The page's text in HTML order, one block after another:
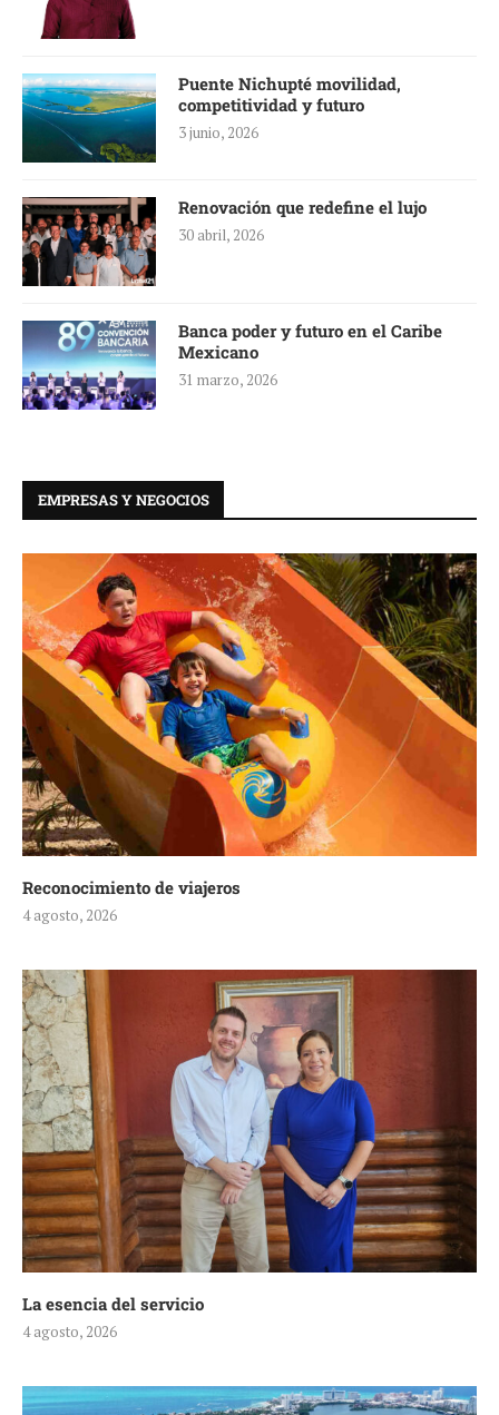
Puente Nichupté movilidad,
competitividad y futuro
3 junio, 2026
Renovación que redefine el lujo
30 abril, 2026
Banca poder y futuro en el Caribe
Mexicano
31 marzo, 2026
EMPRESAS Y NEGOCIOS
Reconocimiento de viajeros
4 agosto, 2026
La esencia del servicio
4 agosto, 2026